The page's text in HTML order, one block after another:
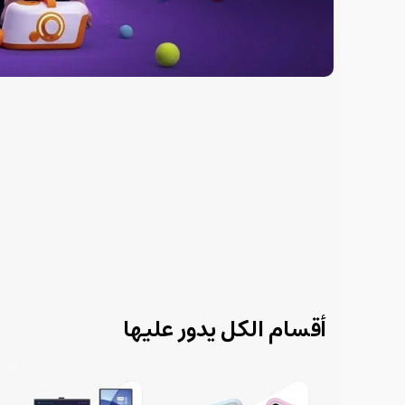
أقسام الكل يدور عليها